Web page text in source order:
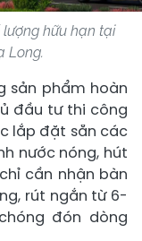
lượng hữu hạn tại
Long.
sản phẩm hoàn
đầu tư thi công
lắp đặt sẵn các
nước nóng, hút
cần nhận bàn
rút ngắn từ 6-
đón dòng